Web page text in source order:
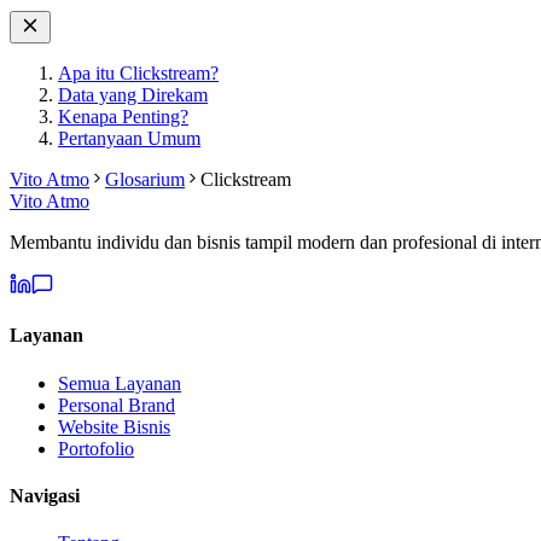
Apa itu Clickstream?
Data yang Direkam
Kenapa Penting?
Pertanyaan Umum
Vito Atmo
Glosarium
Clickstream
Vito Atmo
Membantu individu dan bisnis tampil modern dan profesional di
Layanan
Semua Layanan
Personal Brand
Website Bisnis
Portofolio
Navigasi